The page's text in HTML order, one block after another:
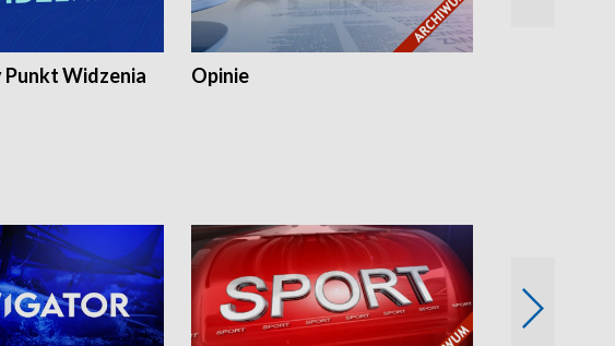
Punkt Widzenia Opinie